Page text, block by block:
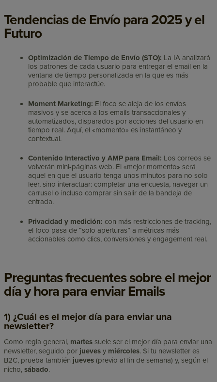
Tendencias de Envío para 2025 y el
Futuro
Optimización de Tiempo de Envío (STO): La IA analizará
los patrones de cada usuario para entregar el email en la
ventana de tiempo personalizada en la que es más
probable que interactúe.
Moment Marketing: El foco se aleja de los envíos
masivos y se acerca a los emails transaccionales y
automatizados, disparados por acciones del usuario en
tiempo real. Aquí, el «momento» es instantáneo y
contextual.
Contenido Interactivo y AMP para Email: Los correos se
volverán mini-páginas web. El «mejor momento» será
aquel en que el usuario tenga unos minutos para no solo
leer, sino interactuar: completar una encuesta, navegar un
carrusel o incluso comprar sin salir de la bandeja de
entrada.
Privacidad y medición: con más restricciones de tracking,
el foco pasa de “solo aperturas” a métricas más
accionables como clics, conversiones y engagement real.
Preguntas frecuentes sobre el mejor
día y hora para enviar Emails
1) ¿Cuál es el mejor día para enviar una
newsletter?
Como regla general, martes suele ser el mejor día para enviar una
newsletter, seguido por jueves y miércoles. Si tu newsletter es
B2C, prueba también jueves (previo al fin de semana) y, según el
nicho,sábado.